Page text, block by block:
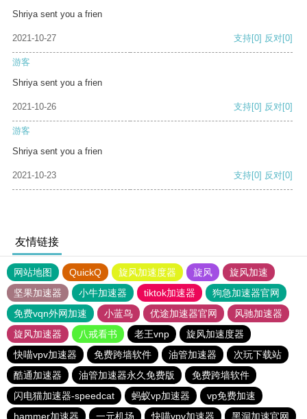
Shriya sent you a frien
2021-10-27 支持[0] 反对[0]
游客
Shriya sent you a frien
2021-10-26 支持[0] 反对[0]
游客
Shriya sent you a frien
2021-10-23 支持[0] 反对[0]
友情链接
网站地图 QuickQ 旋风加速度器 旋风
旋风加速
坚果加速器
小牛加速器 tiktok加速器
狗急加速器官网
免费vqn外网加速
小蓝鸟 优途加速器官网
风驰加速器
旋风加速器
八戒看书 老王vnp
旋风加速度器
快喵vpv加速器
免费跨墙软件 油管加速器
次玩下载站
酷通加速器
油管加速器永久免费版
免费跨墙软件
闪电猫加速器-speedcat
蚂蚁vp加速器
vp免费加速
hammer加速器
一元机场 快喵vpv加速器 黑洞加速官网